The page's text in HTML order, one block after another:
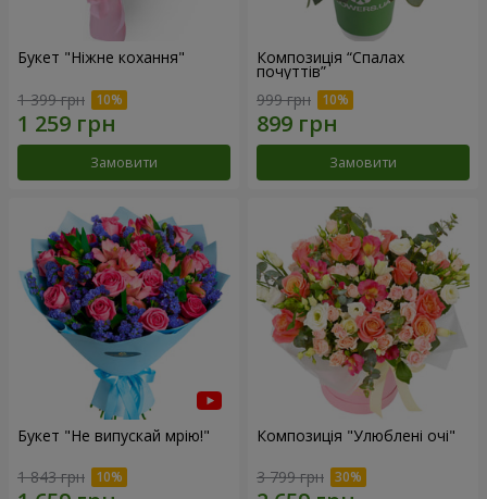
Букет "Ніжне кохання"
1 399 грн
Замовити
Композиція “Спалах
почуттів”
999 грн
Замовити
Букет "Не випускай мрію!"
1 843 грн
Композиція "Улюблені очі"
3 799 грн